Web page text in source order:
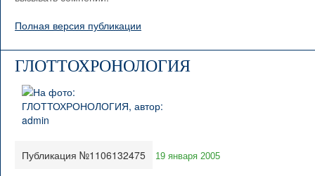
Полная версия публикации
ГЛОТТОХРОНОЛОГИЯ
Публикация №1106132475 19 января 2005